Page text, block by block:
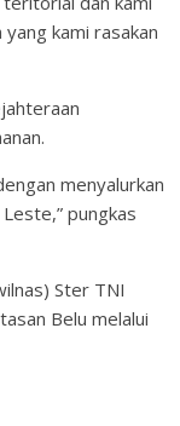
kami rasakan
menyalurkan
pungkas
Ster TNI
Belu melalui